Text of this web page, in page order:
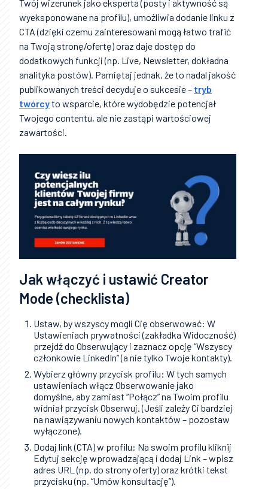
Twój wizerunek jako eksperta (posty i aktywność są
wyeksponowane na profilu), umożliwia dodanie linku z
CTA (dzięki czemu zainteresowani mogą łatwo trafić
na Twoją stronę/ofertę) oraz daje dostęp do
dodatkowych funkcji (np. Live, Newsletter, dokładna
analityka postów). Pamiętaj jednak, że to nadal jakość
publikowanych treści decyduje o sukcesie – tryb
twórcyto wsparcie, które wydobędzie potencjał
Twojego contentu, ale nie zastąpi wartościowej
zawartości.
Jak włączyć i ustawić Creator
Mode (checklista)
Ustaw, by wszyscy mogli Cię obserwować: W
Ustawieniach prywatności (zakładka Widoczność)
przejdź do Obserwujący i zaznacz opcję “Wszyscy
członkowie LinkedIn” (a nie tylko Twoje kontakty).
Wybierz główny przycisk profilu: W tych samych
ustawieniach włącz Obserwowanie jako
domyślne, aby zamiast “Połącz” na Twoim profilu
widniał przycisk Obserwuj. (Jeśli zależy Ci bardziej
na nawiązywaniu nowych kontaktów – pozostaw
wyłączone).
Dodaj link (CTA) w profilu: Na swoim profilu kliknij
Edytuj sekcję wprowadzającą i dodaj Link – wpisz
adres URL (np. do strony oferty) oraz krótki tekst
przycisku (np. “Umów konsultację”).